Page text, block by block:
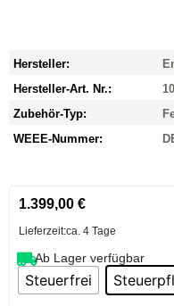
Hersteller:
Hersteller-Art. Nr.:
Zubehör-Typ:
WEEE-Nummer:
1.399,00 €
Lieferzeit:ca. 4 Tage
Ab Lager verfügbar
Steuerfrei